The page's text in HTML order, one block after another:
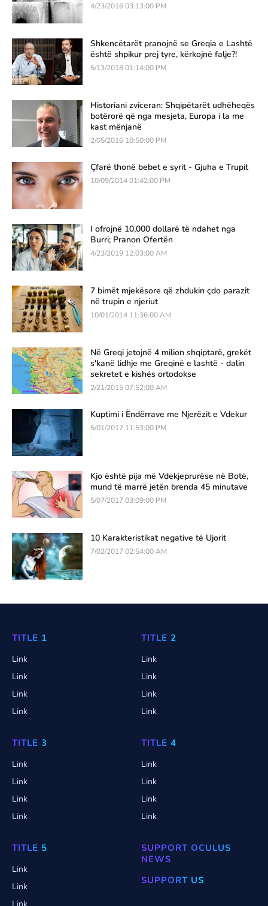
4/23/2016 03:13:00 PM
Shkencëtarët pranojnë se Greqia e Lashtë
është shpikur prej tyre, kërkojnë falje?!
5/13/2018 01:14:00 PM
Historiani zviceran: Shqipëtarët udhëheqës
botërorë që nga mesjeta, Europa i la me
kast mënjanë
2/05/2016 10:50:00 PM
Çfarë thonë bebet e syrit - Gjuha e Trupit
10/09/2014 01:42:00 PM
I ofrojnë 10,000 dollarë të ndahet nga
Burri; Pranon Ofertën
4/23/2019 12:03:00 AM
7 bimët mjekësore që zhdukin çdo parazit
në trupin e njeriut
10/01/2014 11:36:00 AM
Në Greqi jetojnë 4 milion shqiptarë, grekët
s'kanë lidhje me Greqinë e lashtë - dalin
sekretet e kishës ortodokse
2/21/2015 07:52:00 AM
Kuptimi i Ëndërrave me Njerëzit e Vdekur
5/01/2017 11:53:00 PM
Kjo është pija më Vdekjeprurëse në Botë,
mund të marrë jetën brenda 45 minutave
5/07/2017 03:09:00 PM
10 Karakteristikat negative të Ujorit
7/02/2017 02:54:00 AM
TITLE 1
Link
Link
Link
Link
TITLE 2
Link
Link
Link
Link
TITLE 3
Link
Link
Link
Link
TITLE 4
Link
Link
Link
Link
TITLE 5
Link
Link
SUPPORT OCULUS
NEWS
SUPPORT US